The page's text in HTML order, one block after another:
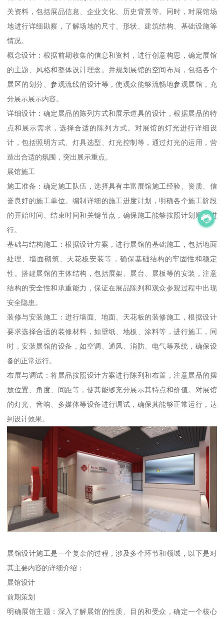
关资料，包括展品信息、企业文化、历史背景等。同时，对展馆场
地进行详细勘察，了解场地的尺寸、形状、建筑结构、基础设施等
情况。
概念设计：根据前期收集的信息和资料，进行创意构思，确定展馆
的主题、风格和整体设计理念。并规划展馆的空间布局，包括各个
展区的划分、参观流线的设计等，使观众能够流畅地参观展馆，充
分展示展示内容。
详细设计：确定展品的陈列方式和展示道具的设计，根据展品的特
点和展示需求，选择合适的陈列方式。对展馆的灯光进行详细设
计，包括照明方式、灯具选型、灯光控制等，通过灯光的运用，营
造出合适的氛围，突出展示重点。
展馆施工
施工准备：确定施工队伍，选择具有丰富展馆施工经验、资质、信
誉良好的施工单位。编制详细的施工进度计划，明确各个施工阶段
的开始时间、结束时间和关键节点，确保施工能够按照计划顺利进
行。
基础与结构施工：根据设计方案，进行展馆的基础施工，包括地面
处理、墙面砌筑、天花板安装等，确保基础结构的牢固性和稳定
性。搭建展馆的主体结构，包括展架、展台、展板等的安装，注意
结构的安全性和承重能力，保证在展品陈列和观众参观过程中出现
安全隐患。
装修与安装施工：进行墙面、地面、天花板的装修施工，根据设计
要求选择合适的装修材料，如壁纸、地板、涂料等，进行施工，同
时，安装展馆的设备，如空调、通风、消防、电气等系统，确保设
备的正常运行。
布展与调试：将展品按照设计方案进行陈列和布置，注意展品的摆
放位置、角度、间距等，使其能够充分展示其特点和价值。对展馆
的灯光、音响、多媒体等设备进行调试，确保其能够正常运行，达
到设计效果。
展馆设计施工是一个复杂的过程，涉及多个环节和领域，以下是对
其主要内容的详细介绍：
展馆设计
前期策划
明确展馆主题：深入了解展馆的性质、目的和受众，确定一个核心